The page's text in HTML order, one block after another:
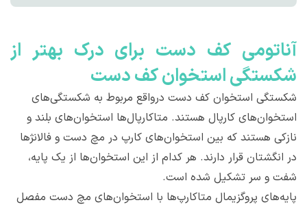
آناتومی کف دست برای درک بهتر از
شکستگی استخوان کف دست
شکستگی استخوان کف دست درواقع مربوط به شکستگی‌های
استخوان‌های کارپال هستند. متاکارپال‌ها استخوان‌های بلند و
نازکی هستند که بین استخوان‌های کارپ در مچ دست و فالانژها
در انگشتان قرار دارند. هر کدام از این استخوان‌ها از یک پایه،
شفت و سر تشکیل شده است.
پایه‌های پروگزیمال متاکارپ‌ها با استخوان‌های مچ دست مفصل